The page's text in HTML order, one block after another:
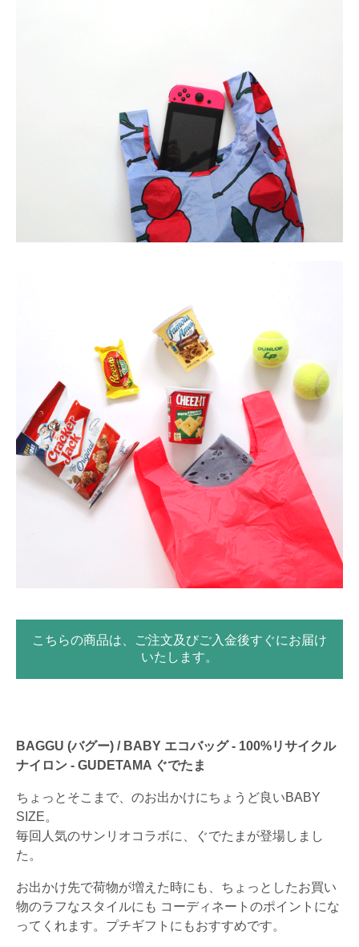
こちらの商品は、ご注文及びご入金後すぐにお届け
いたします。
BAGGU (バグー) / BABY エコバッグ - 100%リサイクル
ナイロン - GUDETAMA ぐでたま
ちょっとそこまで、のお出かけにちょうど良いBABY
SIZE。
毎回人気のサンリオコラボに、ぐでたまが登場しまし
た。
お出かけ先で荷物が増えた時にも、ちょっとしたお買い
物のラフなスタイルにも コーディネートのポイントにな
ってくれます。プチギフトにもおすすめです。